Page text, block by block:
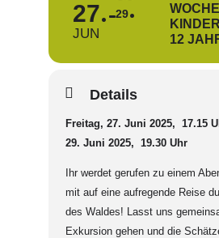
27
JUN
29
12
Details
Freitag, 27. Juni 2025, 17.15
29. Juni 2025, 19.30 Uhr
Ihr werdet gerufen zu einem
mit auf eine aufregende Reise
des Waldes! Lasst uns
Exkursion gehen und die